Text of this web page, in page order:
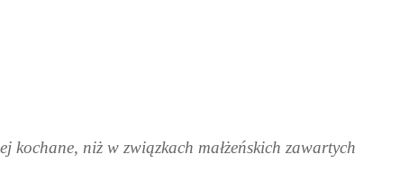
kochane, niż w związkach małżeńskich zawartych